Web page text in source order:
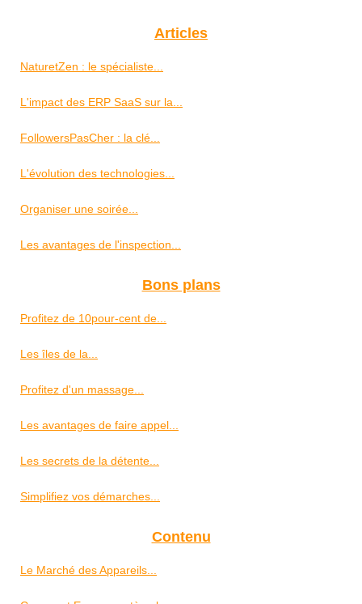
Articles
NaturetZen : le spécialiste...
L'impact des ERP SaaS sur la...
FollowersPasCher : la clé...
L'évolution des technologies...
Organiser une soirée...
Les avantages de l'inspection...
Bons plans
Profitez de 10pour-cent de...
Les îles de la...
Profitez d'un massage...
Les avantages de faire appel...
Les secrets de la détente...
Simplifiez vos démarches...
Contenu
Le Marché des Appareils...